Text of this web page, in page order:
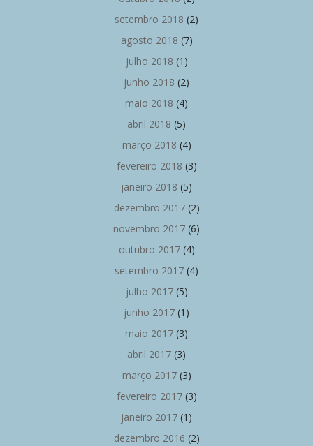
setembro 2018 (2)
agosto 2018 (7)
julho 2018 (1)
junho 2018 (2)
maio 2018 (4)
abril 2018 (5)
março 2018 (4)
fevereiro 2018 (3)
janeiro 2018 (5)
dezembro 2017(2)
novembro 2017 (6)
outubro 2017(4)
setembro 2017 (4)
julho 2017(5)
junho 2017 (1)
maio 2017 (3)
abril 2017 (3)
março 2017(3)
fevereiro 2017(3)
janeiro 2017 (1)
dezembro 2016 (2)